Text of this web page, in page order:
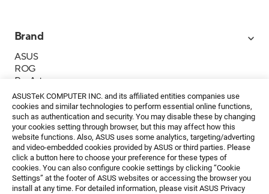
ASUSTeK COMPUTER INC. and its affiliated entities companies use
cookies and similar technologies to perform essential online functions,
such as authentication and security. You may disable these by changing
your cookies setting through browser, but this may affect how this
website functions. Also, ASUS uses some analytics, targeting/adverting
and video-embedded cookies provided by ASUS or third parties. Please
click a button here to choose your preference for these types of
cookies. You can also configure cookie settings by clicking “Cookie
Settings” at the footer of ASUS websites or accessing the browser you
install at any time. For detailed information, please visit ASUS Privacy
Brand
ASUS
ROG
ProArt
Business
IoT
About ASUS
媒體聯絡
投資人專區
ESG
華碩文教基金會